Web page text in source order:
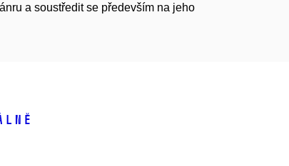
a soustředit se především na jeho